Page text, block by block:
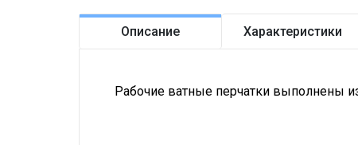
Описание Характеристики
Рабочие ватные перчатки выполнены